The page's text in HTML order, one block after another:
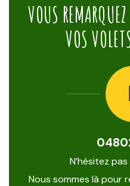
VOUS
VOS
N’hésitez
Nous sommes là pour